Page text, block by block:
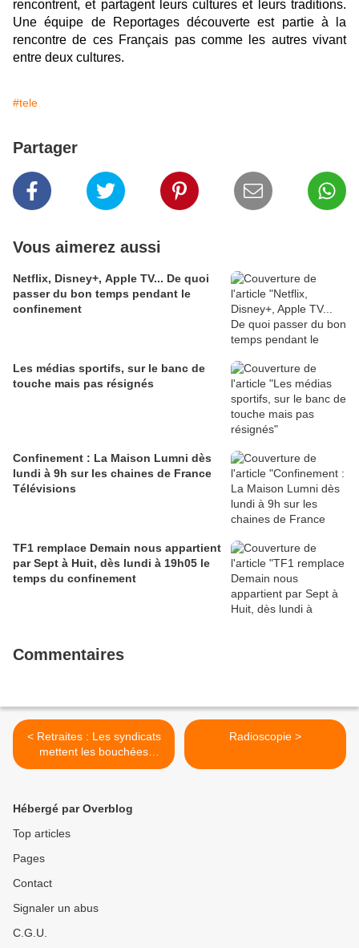
rencontrent, et partagent leurs cultures et leurs traditions.
Une équipe de Reportages découverte est partie à la
rencontre de ces Français pas comme les autres vivant
entre deux cultures.
#tele
Partager
Vous aimerez aussi
Netflix, Disney+, Apple TV... De quoi
passer du bon temps pendant le
confinement
Les médias sportifs, sur le banc de
touche mais pas résignés
Confinement : La Maison Lumni dès
lundi à 9h sur les chaines de France
Télévisions
TF1 remplace Demain nous appartient
par Sept à Huit, dès lundi à 19h05 le
temps du confinement
Commentaires
< Retraites : Les syndicats
mettent les bouchées
doubles pour mobiliser les
Radioscopie >
Hébergé par Overblog
Top articles
Pages
Contact
Signaler un abus
C.G.U.